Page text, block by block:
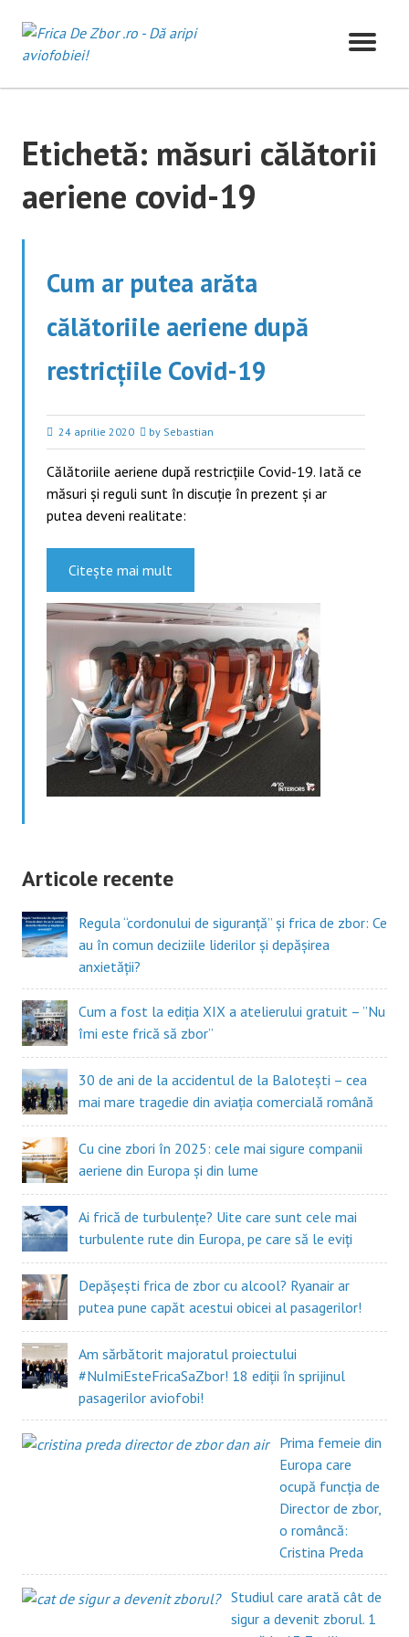
content
Etichetă: măsuri călătorii
aeriene covid-19
Cum ar putea arăta
călătoriile aeriene după
restricțiile Covid-19
24 aprilie 2020 by Sebastian
Călătoriile aeriene după restricțiile Covid-19. Iată ce
măsuri și reguli sunt în discuție în prezent și ar
putea deveni realitate:
Citește mai mult
Articole recente
Regula “cordonului de siguranță” și frica de zbor: Ce
au în comun deciziile liderilor și depășirea
anxietății?
Cum a fost la ediția XIX a atelierului gratuit – ”Nu
îmi este frică să zbor”
30 de ani de la accidentul de la Balotești – cea
mai mare tragedie din aviația comercială română
Cu cine zbori în 2025: cele mai sigure companii
aeriene din Europa și din lume
Ai frică de turbulențe? Uite care sunt cele mai
turbulente rute din Europa, pe care să le eviți
Depășești frica de zbor cu alcool? Ryanair ar
putea pune capăt acestui obicei al pasagerilor!
Am sărbătorit majoratul proiectului
#NuImiEsteFricaSaZbor! 18 ediții în sprijinul
pasagerilor aviofobi!
Prima femeie din
Europa care
ocupă funcția de
Director de zbor,
o româncă:
Cristina Preda
Studiul care arată cât de
sigur a devenit zborul. 1